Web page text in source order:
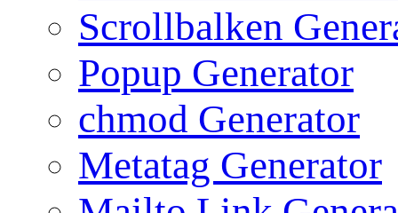
Scrollbalken
Popup Generator
chmod Generator
Metatag Generator